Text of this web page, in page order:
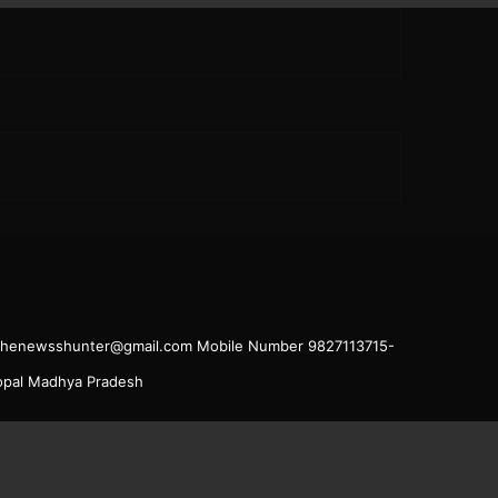
Mobile Number 9827113715-
Madhya Pradesh